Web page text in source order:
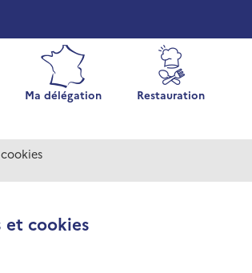
Ma délégation Restauration
et cookies